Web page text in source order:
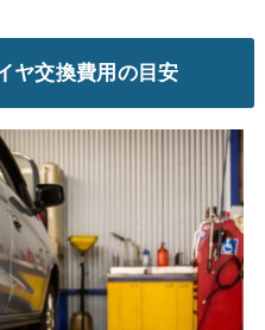
ヤ交換費用の目安